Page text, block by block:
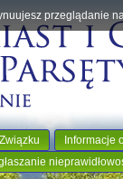
Informacje
przeglądanie